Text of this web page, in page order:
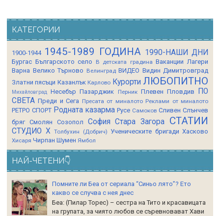
КАТЕГОРИИ
1900-1944 1945-1989 ГОДИНА 1990-НАШИ ДНИ
Бургас Българското село В детската градина Ваканции Лагери
Варна Велико Търново Велинград ВИДЕО Видин Димитровград
Златни пясъци Казанлък Карлово Курорти ЛЮБОПИТНО
Михайловград Несебър Пазарджик Перник Плевен Пловдив
ПО
СВЕТА Преди и Сега Пресата от миналото Реклами от миналото
РЕТРО СПОРТ Родната казарма Русе Самоков Сливен Слънчев
бряг Смолян Созопол София Стара Загора СТАТИИ
СТУДИО Х Толбухин (Добрич) Ученическите бригади Хасково
Хисаря Чирпан Шумен Ямбол
НАЙ-ЧЕТЕНИ👇
Помните ли Беа от сериала “Синьо лято”? Ето
какво се случва с нея днес
Беа: (Пилар Торес) – сестра на Тито и красавицата
на групата, за чиято любов се съревновават Хави